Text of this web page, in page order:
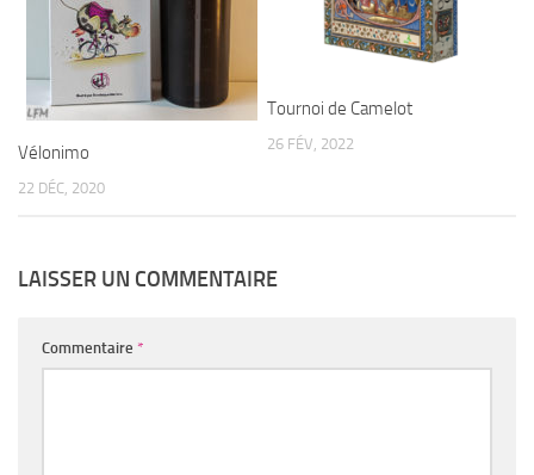
Vélonimo
22 DÉC, 2020
Tournoi de Camelot
26 FÉV, 2022
LAISSER UN COMMENTAIRE
Commentaire *